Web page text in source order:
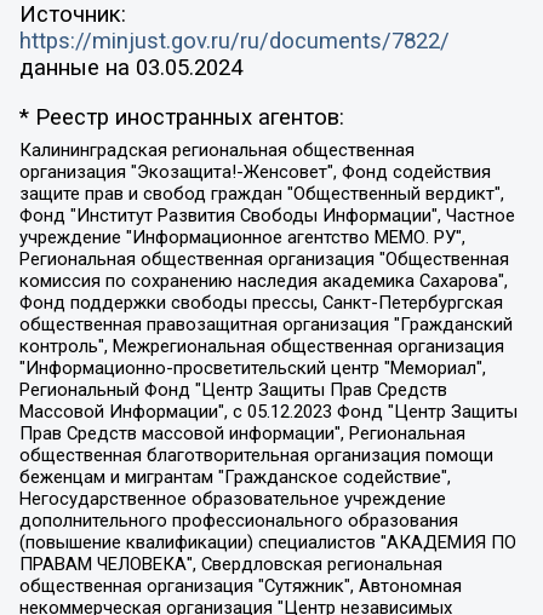
Источник:
https://minjust.gov.ru/ru/documents/7822/
данные на 03.05.2024
* Реестр иностранных агентов:
Калининградская региональная общественная организация "Экозащита!-Женсовет", Фонд содействия защите прав и свобод граждан "Общественный вердикт", Фонд "Институт Развития Свободы Информации", Частное учреждение "Информационное агентство МЕМО. РУ", Региональная общественная организация "Общественная комиссия по сохранению наследия академика Сахарова", Фонд поддержки свободы прессы, Санкт-Петербургская общественная правозащитная организация "Гражданский контроль", Межрегиональная общественная организация "Информационно-просветительский центр "Мемориал", Региональный Фонд "Центр Защиты Прав Средств Массовой Информации", с 05.12.2023 Фонд "Центр Защиты Прав Средств массовой информации", Региональная общественная благотворительная организация помощи беженцам и мигрантам "Гражданское содействие", Негосударственное образовательное учреждение дополнительного профессионального образования (повышение квалификации) специалистов "АКАДЕМИЯ ПО ПРАВАМ ЧЕЛОВЕКА", Свердловская региональная общественная организация "Сутяжник", Автономная некоммерческая организация "Центр независимых социологических исследований", Союз общественных объединений "Российский исследовательский центр по правам человека", Региональное общественное учреждение научно-информационный центр "МЕМОРИАЛ", Некоммерческая организация "Фонд защиты гласности", Автономная некоммерческая организация "Институт прав человека", Городская общественная организация "Екатеринбургское общество "МЕМОРИАЛ", Городская общественная организация "Рязанское историко-просветительское и правозащитное общество "Мемориал" (Рязанский Мемориал), Челябинский региональный орган общественной самодеятельности – женское общественное объединение "Женщины Евразии", Челябинский региональный орган общественной самодеятельности "Уральская правозащитная группа", Фонд содействия защите здоровья и социальной справедливости имени Андрея Рылькова, Автономная Некоммерческая Организация "Аналитический Центр Юрия Левады", Автономная некоммерческая организация социальной поддержки населения "Проект Апрель", Региональная общественная организация помощи женщинам и детям, находящимся в кризисной ситуации "Информационно-методический центр "Анна", Фонд содействия развитию массовых коммуникаций и правовому просвещению "Так-так-Так", Фонд содействия устойчивому развитию "Серебряная тайга", Свердловский региональный общественный фонд социальных проектов "Новое время", "Idel.Реалии", Кавказ.Реалии, Крым.Реалии, Телеканал Настоящее Время, Татаро-башкирская служба Радио Свобода (Azatliq Radiosi), Радио Свободная Европа/Радио Свобода (PCE/PC), "Сибирь.Реалии", "Фактограф", Благотворительный фонд помощи осужденным и их семьям, Автономная некоммерческая организация "Институт глобализации и социальных движений", Фонд "В защиту прав заключенных", Частное учреждение "Центр поддержки и содействия развитию средств массовой информации", Пензенский региональный общественный благотворительный фонд "Гражданский союз", "Север.Реалии", Некоммерческая организация Фонд "Правовая инициатива", Общество с ограниченной ответственностью "Радио Свободная Европа/Радио Свобода", Чешское информационное агентство "MEDIUM-ORIENT", Красноярская региональная общественная организация "Мы против СПИДа", Камалягин Денис Николаевич, Маркелов Сергей Евгеньевич, Пономарев Лев Александрович, Савицкая Людмила Алексеевна, Автономная некоммерческая организация "Центр по работе с проблемой насилия "НАСИЛИЮ.НЕТ", Межрегиональный профессиональный союз работников здравоохранения "Альянс врачей", Юридическое лицо, зарегистрированное в Латвийской Республике, SIA "Medusa Project" (регистрационный номер 40103797863, дата регистрации 10.06.2014), Некоммерческая организация "Фонд по борьбе с коррупцией", Автономная некоммерческая организация "Институт права и публичной политики", Баданин Роман Сергеевич, Гликин Максим Александрович, Железнова Мария Михайловна, Лукьянова Юлия Сергеевна, Маетная Елизавета Витальевна, Маняхин Петр Борисович, Чуракова Ольга Владимировна, Ярош Юлия Петровна, Юридическое лицо "The Insider SIA", зарегистрированное в Риге, Латвийская Республика (дата регистрации 26.06.2015), являющееся администратором доменного имени интернет-издания "The Insider SIA", https://theins.ru, Постернак Алексей Евгеньевич, Рубин Михаил Аркадьевич, Анин Роман Александрович, Юридическое лицо Istories fonds, зарегистрированное в Латвийской Республике (регистрационный номер 50008295751, дата регистрации 24.02.2020), Великовский Дмитрий Александрович, Долинина Ирина Николаевна, Мароховская Алеся Алексеевна, Шлейнов Роман Юрьевич, Шмагун Олеся Валентиновна, Общество с ограниченной ответственностью "Альтаир 2021", Общество с ограниченной ответственностью "Вега 2021", Общество с ограниченной ответственностью "Главный редактор 2021", Общество с ограниченной ответственностью "Ромашки монолит", Важенков Артем Валерьевич, Ивановская областная общественная организация "Центр гендерных исследований", Гурман Юрий Альбертович, Медиапроект "ОВД-Инфо", Егоров Владимир Владимирович, Жилинский Владимир Александрович, Общество с ограниченной ответственностью "ЗП", Иванова София Юрьевна, Карезина Инна Павловна, Кильтау Екатерина Викторовна, Петров Алексей Викторович, Пискунов Сергей Евгеньевич, Смирнов Сергей Сергеевич, Тихонов Михаил Сергеевич, Общество с ограниченной ответственностью "ЖУРНАЛИСТ-ИНОСТРАННЫЙ АГЕНТ", Арапова Галина Юрьевна, Вольтская Татьяна Анатольевна, Американская компания "Mason G.E.S. Anonymous Foundation" (США), являющаяся владельцем интернет-издания https://mnews.world/, Компания "Stichting Bellingcat", зарегистрированная в Нидерландах (дата регистрации 11.07.2018), Захаров Андрей Вячеславович, Клепиковская Екатерина Дмитриевна, Общество с ограниченной ответственностью "МЕМО", Перл Роман Александрович, Симонов Евгений Алексеевич, Соловьева Елена Анатольевна, Сотников Даниил Владимирович, Сурначева Елизавета Дмитриевна, Автономная некоммерческая организация по защите прав человека и информированию населения "Якутия – Наше Мнение", Общество с ограниченной ответственностью "Москоу диджитал медиа", с 26.01.2023 Общество с ограниченной ответственностью "Чайка Белые сады", Ветошкина Валерия Валерьевна, Заговора Максим Александрович, Межрегиональное общественное движение "Российская ЛГБТ - сеть", Оленичев Максим Владимирович, Павлов Иван Юрьевич, Скворцова Елена Сергеевна, Общество с ограниченной ответственностью "Как бы инагент", Кочетков Игорь Викторович, Общество с ограниченной ответственностью "Честные выборы", Еланчик Олег Александрович, Общество с ограниченной ответственностью "Нобелевский призыв", Гималова Регина Эмилевна, Григорьев Андрей Валерьевич, Григорьева Алина Александровна, Ассоциация по содействию защите прав призывников, альтернативнослужащих и военнослужащих "Правозащитная группа "Гражданин.Армия.Право", Хисамова Регина Фаритовна, Автономная некоммерческая организация по реализации социально-правовых программ "Лилит", Дальневосточное общественное движение "Маяк", Санкт-Петербургская ЛГБТ-инициативная группа "Выход", Инициативная группа ЛГБТ+ "Реверс", Алексеев Андрей Викторович, Бекбулатова Таисия Львовна, Беляев Иван Михайлович, Владыкина Елена Сергеевна, Гельман Марат Александрович, Никульшина Вероника Юрьевна, Толоконникова Надежда Андреевна, Шендерович Виктор Анатольевич, Общество с ограниченной ответственностью "Данное сообщение", Общество с ограниченной ответственностью Издательский дом "Новая глава", Айнбиндер Александра Александровна, Московский комьюнити-центр для ЛГБТ+инициатив, Благотворительный фонд развития филантропии, Deutsche Welle (Германия, Kurt-Schumacher-Strasse 3, 53113 Bonn), Борзунова Мария Михайловна, Воробьев Виктор Викторович, Голубева Анна Львовна, Константинова Алла Михайловна, Малкова Ирина Владимировна, Мурадов Мурад Абдулгалимович, Осетинская Елизавета Николаевна, Понасенков Евгений Николаевич, Ганапольский Матвей Юрьевич, Киселев Евгений Алексеевич, Борухович Ирина Григорьевна, Дремин Иван Тимофеевич, Дубровский Дмитрий Викторович, Красноярская региональная общественная организация поддержки и развития альтернативных образовательных технологий и межкультурных коммуникаций "ИНТЕРРА", Маяковская Екатерина Алексеевна, Фейгин Марк Захарович, Филимонов Андрей Викторович, Дзугкоева Регина Николаевна, Доброхотов Роман Александрович, Дудь Юрий Александрович, Елкин Сергей Владимирович, Кругликов Кирилл Игоревич, Сабунаева Мария Леонидовна, Семенов Алексей Владимирович, Шаинян Карен Багратович, Шульман Екатерина Михайловна, Асафьев Артур Валерьевич, Вахштайн Виктор Семенович, Венедиктов Алексей Алексеевич, Лушникова Екатерина Евгеньевна, Волков Леонид Михайлович, Невзоров Александр Глебович, Пархоменко Сергей Борисович, Сироткин Ярослав Николаевич, Кара-Мурза Владимир Владимирович, Баранова Наталья Владимировна, Гозман Леонид Яковлевич, Кагарлицкий Борис Юльевич, Климарев Михаил Валерьевич, Милов Владимир Станиславович, Автономная некоммерческая организация Краснодарский центр современного искусства "Типография", Моргенштерн Алишер Тагирович, Соболь Любовь Эдуардовна, Общество с ограниченной ответственностью "ЛИЗА НОРМ", Каспаров Гарри Кимович, Ходорковский Михаил Борисович, Общество с ограниченной ответственностью "Апрельские тезисы", Данилович Ирина Брониславовна, Кашин Олег Владимирович, Петров Николай Владимирович, Пивоваров Алексей Владимирович, Соколов Михаил Владимирович, Цветкова Юлия Владимировна, Чичваркин Евгений Александрович, Комитет против пыток/Команда против пыток, Общество с ограниченной ответственностью "Первый научный", Общество с ограниченной ответственностью "Вертолет и ко", Белоцерковская Вероника Борисовна, Кац Максим Евгеньевич, Лазарева Татьяна Юрьевна, Шаведдинов Руслан Табризович, Яшин Илья Валерьевич, Общество с ограниченной ответственностью "Иноагент ААВ", Алешковский Дмитрий Петрович, Альбац Евгения Марковна, Быков Дмитрий Львович, Галямина Юлия Евгеньевна, Лойко Сергей Леонидович, Мартынов Кирилл Константинович, Медведев Сергей Александрович, Крашенинников Федор Геннадиевич, Гордеева Катерина Вл